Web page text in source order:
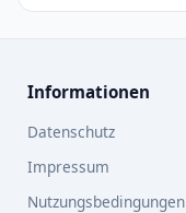
Informationen
Datenschutz
Impressum
Nutzungsbedingungen